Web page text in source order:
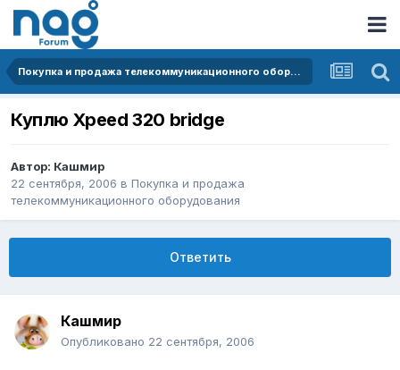
Покупка и продажа телекоммуникационного оборудования
Куплю Xpeed 320 bridge
Автор: Кашмир
22 сентября, 2006 в Покупка и продажа
телекоммуникационного оборудования
Ответить
Кашмир
Опубликовано 22 сентября, 2006